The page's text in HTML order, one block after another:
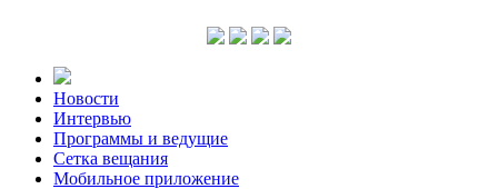
Новости
Интервью
Программы и ведущие
Сетка вещания
Мобильное приложение